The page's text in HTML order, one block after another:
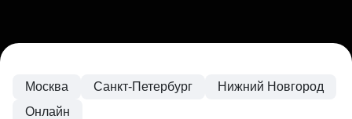
Москва Санкт-Петербург
Нижний Новгород
Онлайн